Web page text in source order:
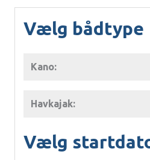
Vælg bådtype
Kano:
Havkajak:
Vælg